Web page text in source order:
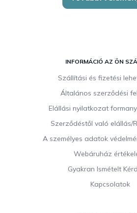
INFORMÁCIÓ AZ ÖN
Szállítási és fizetési
Általános szerződési
Elállási nyilatkozat
Szerződéstől való elállás/
A személyes adatok
Webáruház
Gyakran Ismételt
Kapcsolatok